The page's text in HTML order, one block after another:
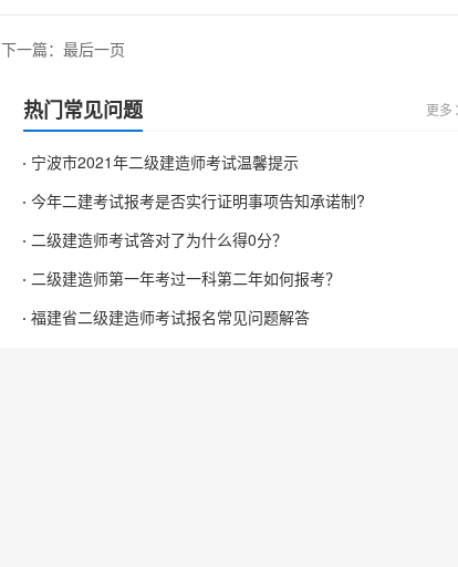
下一篇： 最后一页
热门常见问题 更多
宁波市2021年二级建造师考试温馨提示
今年二建考试报考是否实行证明事项告知承诺制?
二级建造师考试答对了为什么得0分？
二级建造师第一年考过一科第二年如何报考？
福建省二级建造师考试报名常见问题解答